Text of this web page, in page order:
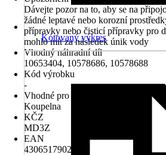
Dávejte pozor na to, aby se na
žádné leptavé nebo korozní
přípravky nebo čisticí přípravky pro
mohlo mít za následek únik vody
Vhodný náhradní díl
10653404, 10578686, 10578688
Kód výrobku
-
Vhodné pro prostory
Koupelna
KČZ
MD3Z
EAN
4306517902353
Kótovaný výkres